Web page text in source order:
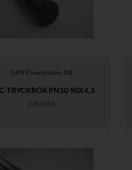
GPA Flowsystem AB
TRYCKRÖR PN10 90X4,3
2252418